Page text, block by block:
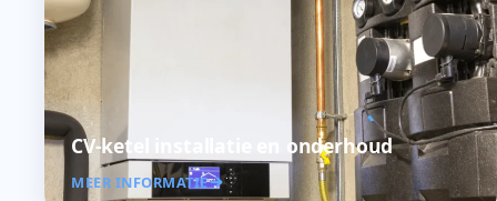
CV-ketel installatie en onderhoud
MEER INFORMATIE